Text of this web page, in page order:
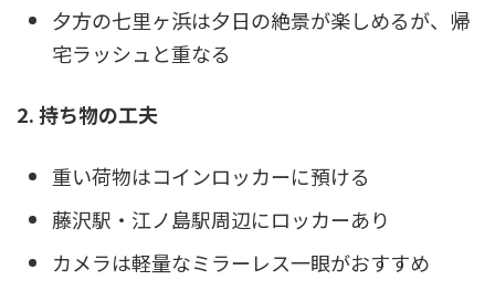
夕方の七里ヶ浜は夕日の絶景が楽しめるが、帰
宅ラッシュと重なる
2. 持ち物の工夫
重い荷物はコインロッカーに預ける
藤沢駅・江ノ島駅周辺にロッカーあり
カメラは軽量なミラーレス一眼がおすすめ